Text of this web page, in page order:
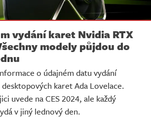
vydání karet Nvidia RTX
modely půjdou do
o údajném datu vydání
karet Ada Lovelace.
uvede na CES 2024, ale každý
v jiný lednový den.